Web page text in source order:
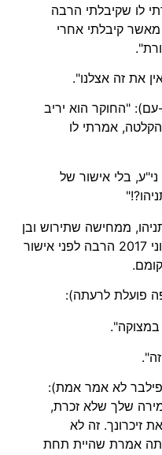
לו שקיבלתי הרבה
קיבלתי אחרי
את זה אצלנו".
"החוקר הוא יריב
אמרתי לו
בלי אישור של
ממחישה שתירוש ובן
ארי ניהלו חקירה נגד נתניהו כבר ביוני 2017 הרבה לפני אישור
פועלת לרעתה):
במצוקה".
לא אמר אמת):
שלך שלא זכרת,
זיכרונך. זה לא
אמרת שהיית תחת